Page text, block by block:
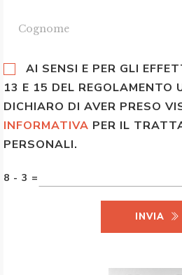
AI SENSI E PER GLI
13 E 15 DEL REGOLAMENTO
DICHIARO DI AVER PRESO
INFORMATIVA PER IL
PERSONALI.
8 - 3 =
INVIA